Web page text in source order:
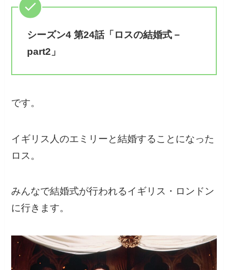
シーズン4 第24話「ロスの結婚式－
part2」
です。
イギリス人のエミリーと結婚することになった
ロス。
みんなで結婚式が行われるイギリス・ロンドン
に行きます。